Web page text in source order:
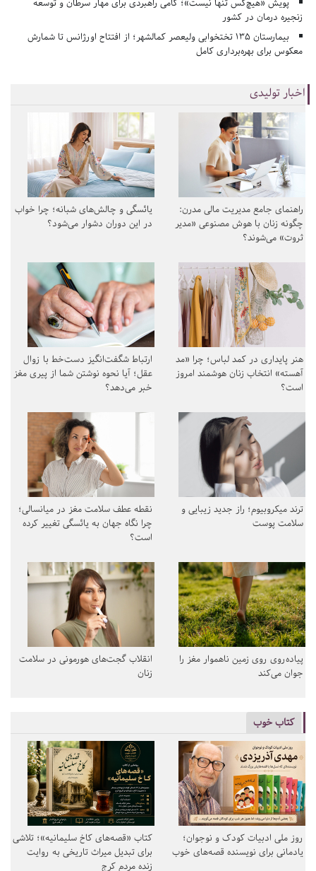
زنجیره درمان در کشور
بیمارستان ۱۳۵ تختخوابی ولیعصر کمالشهر؛ از افتتاح اورژانس تا شمارش
معکوس برای بهره‌برداری کامل
اخبار تولیدی
راهنمای جامع مدیریت مالی مدرن:
چگونه زنان با هوش مصنوعی «مدیر
ثروت» می‌شوند؟
یائسگی و چالش‌های شبانه؛ چرا خواب
در این دوران دشوار می‌شود؟
هنر پایداری در کمد لباس؛ چرا «مد
آهسته» انتخاب زنان هوشمند امروز
است؟
ارتباط شگفت‌انگیز دست‌خط با زوال
عقل؛ آیا نحوه نوشتن شما از پیری مغز
خبر می‌دهد؟
ترند میکروبیوم؛ راز جدید زیبایی و
سلامت پوست
نقطه عطف سلامت مغز در میانسالی؛
چرا نگاه جهان به یائسگی تغییر کرده
است؟
پیاده‌روی روی زمین ناهموار مغز را
جوان می‌کند
انقلاب گجت‌های هورمونی در سلامت
زنان
کتاب خوب
روز ملی ادبیات کودک و نوجوان؛
یادمانی برای نویسنده قصه‌های خوب
کتاب «قصه‌های کاخ سلیمانیه»؛ تلاشی
برای تبدیل میراث تاریخی به روایت
زنده مردم کرج